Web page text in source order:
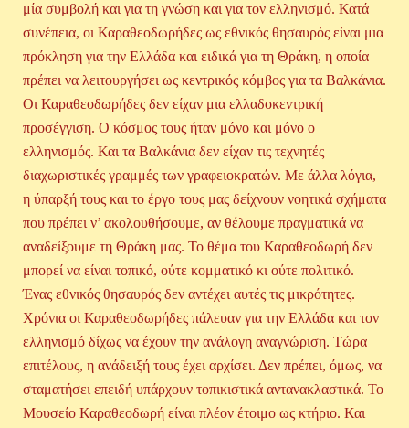
μία συμβολή και για τη γνώση και για τον ελληνισμό. Κατά
συνέπεια, οι Καραθεοδωρήδες ως εθνικός θησαυρός είναι μια
πρόκληση για την Ελλάδα και ειδικά για τη Θράκη, η οποία
πρέπει να λειτουργήσει ως κεντρικός κόμβος για τα Βαλκάνια.
Οι Καραθεοδωρήδες δεν είχαν μια ελλαδοκεντρική
προσέγγιση. Ο κόσμος τους ήταν μόνο και μόνο ο
ελληνισμός. Και τα Βαλκάνια δεν είχαν τις τεχνητές
διαχωριστικές γραμμές των γραφειοκρατών. Με άλλα λόγια,
η ύπαρξή τους και το έργο τους μας δείχνουν νοητικά σχήματα
που πρέπει ν’ ακολουθήσουμε, αν θέλουμε πραγματικά να
αναδείξουμε τη Θράκη μας. Το θέμα του Καραθεοδωρή δεν
μπορεί να είναι τοπικό, ούτε κομματικό κι ούτε πολιτικό.
Ένας εθνικός θησαυρός δεν αντέχει αυτές τις μικρότητες.
Χρόνια οι Καραθεοδωρήδες πάλευαν για την Ελλάδα και τον
ελληνισμό δίχως να έχουν την ανάλογη αναγνώριση. Τώρα
επιτέλους, η ανάδειξή τους έχει αρχίσει. Δεν πρέπει, όμως, να
σταματήσει επειδή υπάρχουν τοπικιστικά αντανακλαστικά. Το
Μουσείο Καραθεοδωρή είναι πλέον έτοιμο ως κτήριο. Και